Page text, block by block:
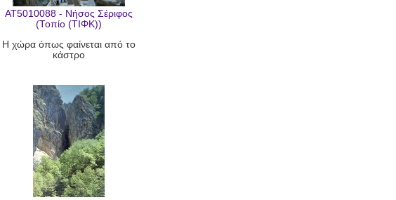
AT5010088 - Νήσος Σέριφος
(Τοπίο (ΤΙΦΚ))
Η χώρα όπως φαίνεται από το
κάστρο